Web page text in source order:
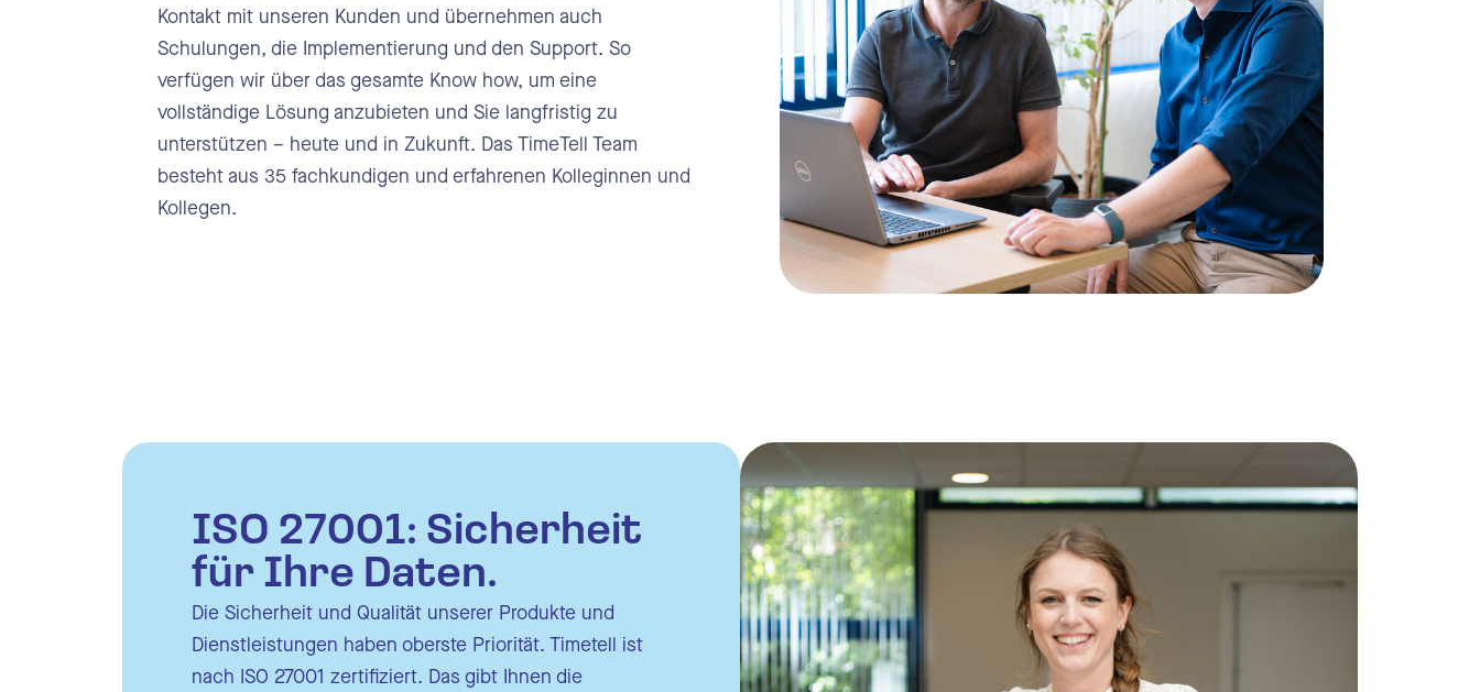
Kontakt mit unseren Kunden und übernehmen auch
Schulungen, die Implementierung und den Support. So
verfügen wir über das gesamte Know how, um eine
vollständige Lösung anzubieten und Sie langfristig zu
unterstützen – heute und in Zukunft. Das TimeTell Team
besteht aus 35 fachkundigen und erfahrenen Kolleginnen und
Kollegen.
ISO 27001: Sicherheit
für Ihre Daten.
Die Sicherheit und Qualität unserer Produkte und
Dienstleistungen haben oberste Priorität. Timetell ist
nach ISO 27001 zertifiziert. Das gibt Ihnen die